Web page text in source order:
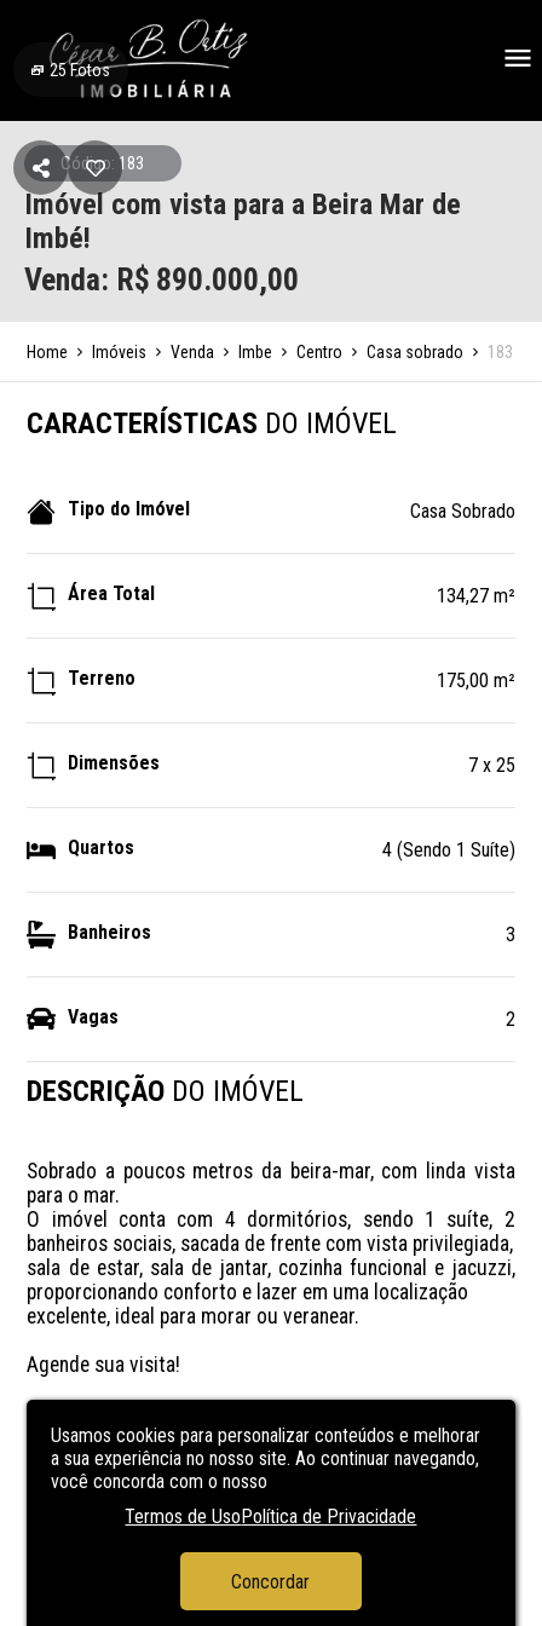
25Fotos
Código: 183
Imóvel com vista para a Beira Mar de
Imbé!
Venda: R$ 890.000,00
Home Imóveis Venda Imbe Centro Casa sobrado 183
CARACTERÍSTICAS DO IMÓVEL
Tipo do Imóvel Casa Sobrado
Área Total 134,27 m²
Terreno 175,00 m²
Dimensões 7 x 25
Quartos 4 (Sendo 1 Suíte)
Banheiros 3
Vagas 2
DESCRIÇÃO DO IMÓVEL
Sobrado a poucos metros da beira-mar, com linda vista
para o mar.
O imóvel conta com 4 dormitórios, sendo 1 suíte, 2
banheiros sociais, sacada de frente com vista privilegiada,
sala de estar, sala de jantar, cozinha funcional e jacuzzi,
proporcionando conforto e lazer em uma localização
excelente, ideal para morar ou veranear.
Agende sua visita!
CARACTERÍSTICASDA UNIDADE
área de serviço
banheiro social
Usamos cookies para personalizar conteúdos e melhorar
a sua experiência no nosso site. Ao continuar navegando,
você concorda com o nosso
Termos de UsoPolítica de Privacidade
Concordar